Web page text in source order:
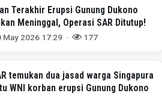
Terakhir Erupsi Gunung Dukono
Meninggal, Operasi SAR Ditutup!
May 2026 17:29 · 177
temukan dua jasad warga Singapura
WNI korban erupsi Gunung Dukono